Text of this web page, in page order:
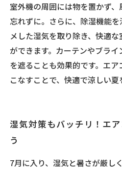
室外機の周囲には物を置かず
忘れずに。さらに、除湿機能
メした湿気を取り除き、快適
ができます。カーテンやブラ
を遮ることも効果的です。エ
こなすことで、快適で涼しい夏
湿気対策もバッチリ！エ
う
7月に入り、湿気と暑さが厳し